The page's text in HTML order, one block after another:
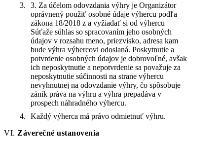
3. Za účelom odovzdania výhry je Organizátor
oprávnený použiť osobné údaje výhercu podľa
zákona 18/2018 z a vyžiadať si od výhercu
Súťaže súhlas so spracovaním jeho osobných
údajov v rozsahu meno, priezvisko, adresa kam
bude výhra výhercovi odoslaná. Poskytnutie a
potvrdenie osobných údajov je dobrovoľné, avšak
ich neposkytnutie a nepotvrdenie sa považuje za
neposkytnutie súčinnosti na strane výhercu
nevyhnutnej na odovzdanie výhry, čo spôsobuje
zánik práva na výhru a výhra prepadáva v
prospech náhradného výhercu.
Každý výherca má právo odmietnuť výhru.
VI. Záverečné ustanovenia